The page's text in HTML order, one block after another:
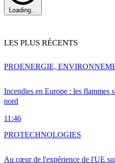
Loading...
LES PLUS RÉCENTS
Incendies en Europe : les flammes
nord
11:46
PROENERGIE,
Au cœur de l'expérience de l'UE
PROTECHNOLOGIES